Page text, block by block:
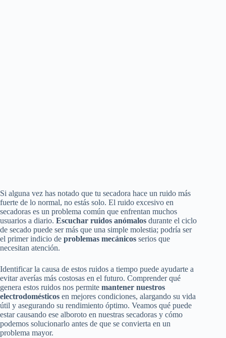
Si alguna vez has notado que tu secadora hace un ruido más
fuerte de lo normal, no estás solo. El ruido excesivo en
secadoras es un problema común que enfrentan muchos
usuarios a diario. Escuchar ruidos anómalos durante el ciclo
de secado puede ser más que una simple molestia; podría ser
el primer indicio de problemas mecánicos serios que
necesitan atención.
Identificar la causa de estos ruidos a tiempo puede ayudarte a
evitar averías más costosas en el futuro. Comprender qué
genera estos ruidos nos permite mantener nuestros
electrodomésticos en mejores condiciones, alargando su vida
útil y asegurando su rendimiento óptimo. Veamos qué puede
estar causando ese alboroto en nuestras secadoras y cómo
podemos solucionarlo antes de que se convierta en un
problema mayor.